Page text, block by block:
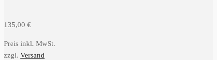
135,00 €
Preis inkl. MwSt.
zzgl. Versand